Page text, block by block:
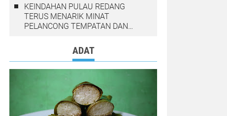
KEINDAHAN PULAU REDANG
TERUS MENARIK MINAT
PELANCONG TEMPATAN DAN
ADAT